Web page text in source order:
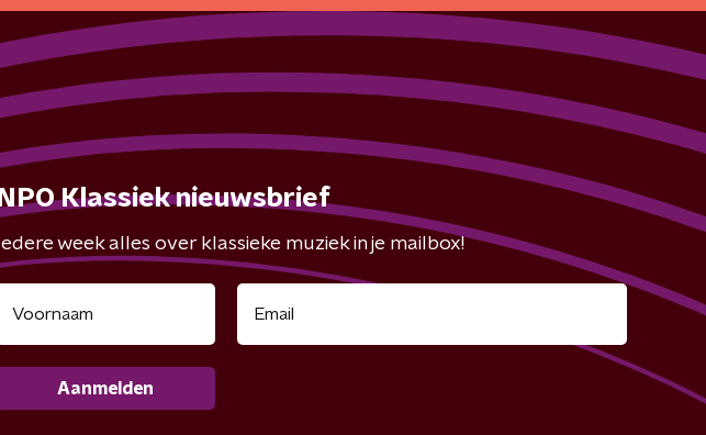
NPO Klassiek nieuwsbrief
Iedere week alles over klassieke muziek in je mailbox!
Aanmelden